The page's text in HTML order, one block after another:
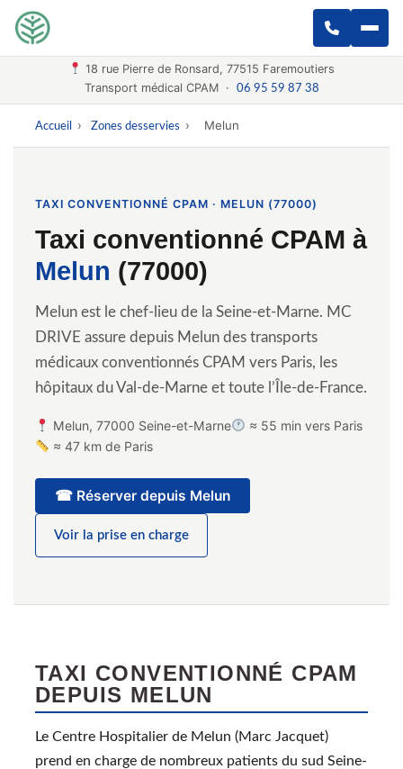
18 rue Pierre de Ronsard, 77515 Faremoutiers
Transport médical CPAM ·
06 95 59 87 38
Accueil › Zones desservies › Melun
TAXI CONVENTIONNÉ CPAM · MELUN (77000)
Taxi conventionné CPAM à
Melun (77000)
Melun est le chef-lieu de la Seine-et-Marne. MC
DRIVE assure depuis Melun des transports
médicaux conventionnés CPAM vers Paris, les
hôpitaux du Val-de-Marne et toute l’Île-de-France.
Melun, 77000 Seine-et-Marne
≈ 55 min vers Paris
≈ 47 km de Paris
☎ Réserver depuis Melun
Voir la prise en charge
TAXI CONVENTIONNÉ CPAM
DEPUIS MELUN
Le Centre Hospitalier de Melun (Marc Jacquet)
prend en charge de nombreux patients du sud Seine-